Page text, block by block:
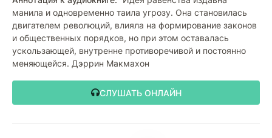
манила и одновременно таила угрозу. Она становилась
двигателем революций, влияла на формирование законов
и общественных порядков, но при этом оставалась
ускользающей, внутренне противоречивой и постоянно
меняющейся. Дэррин Макмахон
СЛУШАТЬ ОНЛАЙН